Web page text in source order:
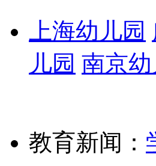
上海幼儿园
儿园 南京幼
教育新闻：